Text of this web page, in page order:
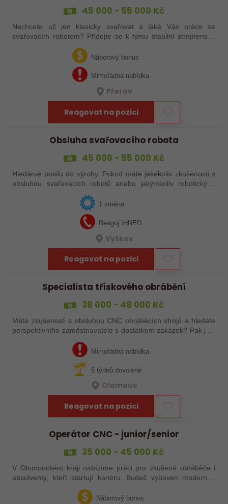
45 000 - 55 000 Kč
Nechcete už jen klasicky svařovat a láká Vás práce se
svařovacím robotem? Přidejte se k týmu stabilní strojírenské
společnosti v Hranicích a využijte své zkušenosti se
svařováním v moderní výrobě.…
Náborový bonus
Mimořádná nabídka
Přerov
Reagovat na pozici
Obsluha svařovacího robota
45 000 - 55 000 Kč
Hledáme posilu do výroby. Pokud máte jakékoliv zkušenosti s
obsluhou svařovacích robotů anebo jakýmkoliv robotickým,
1 směna
Reaguj IHNED
Vyškov
Reagovat na pozici
Specialista třískového obrábění
38 000 - 48 000 Kč
Máte zkušenosti s obsluhou CNC obráběcích strojů a hledáte
perspektivního zaměstnavatele s dostatkem zakázek? Pak jste
na správném inzerátu nabídky práce a reagujte zasláním
Mimořádná nabídka
5 týdnů dovolené
Olomouc
Reagovat na pozici
Operátor CNC - junior/senior
35 000 - 45 000 Kč
V Olomouckém kraji nabízíme práci pro zkušené obráběče i
absolventy, kteří startují kariéru. Budeš vybaven moderním
dozvědět více, neváhej…
Náborový bonus